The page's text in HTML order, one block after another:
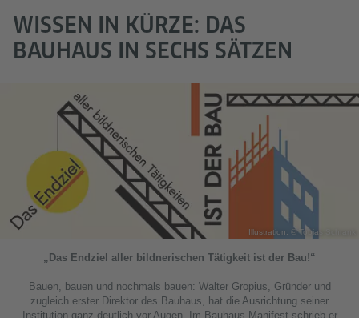
WISSEN IN KÜRZE: DAS
BAUHAUS IN SECHS SÄTZEN
Illustration: © Tobias Schrank
„Das Endziel aller bildnerischen Tätigkeit ist der Bau!“
Bauen, bauen und nochmals bauen: Walter Gropius, Gründer und
zugleich erster Direktor des Bauhaus, hat die Ausrichtung seiner
Institution ganz deutlich vor Augen. Im Bauhaus-Manifest schrieb er